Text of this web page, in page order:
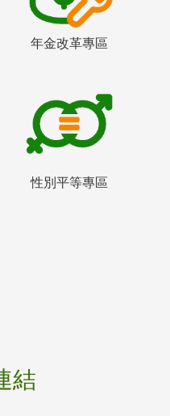
年金改革專區
性別平等專區
結